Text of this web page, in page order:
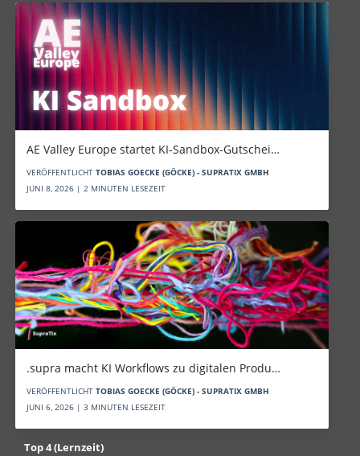
AE Valley Europe startet KI-Sandbox-Gutschei…
VERÖFFENTLICHT TOBIAS GOECKE (GÖCKE) - SUPRATIX GMBH
JUNI 8, 2026 | 2 MINUTEN LESEZEIT
.supra macht KI Workflows zu digitalen Produ…
VERÖFFENTLICHT TOBIAS GOECKE (GÖCKE) - SUPRATIX GMBH
JUNI 6, 2026 | 3 MINUTEN LESEZEIT
Top 4 (Lernzeit)